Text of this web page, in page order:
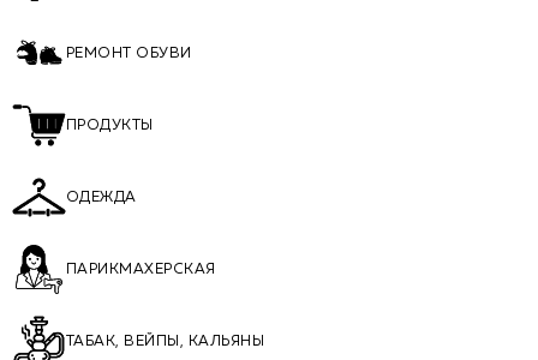
РЕМОНТ ОБУВИ
ПРОДУКТЫ
ОДЕЖДА
ПАРИКМАХЕРСКАЯ
ТАБАК, ВЕЙПЫ, КАЛЬЯНЫ